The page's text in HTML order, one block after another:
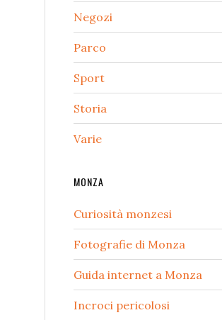
Negozi
Parco
Sport
Storia
Varie
MONZA
Curiosità monzesi
Fotografie di Monza
Guida internet a Monza
Incroci pericolosi